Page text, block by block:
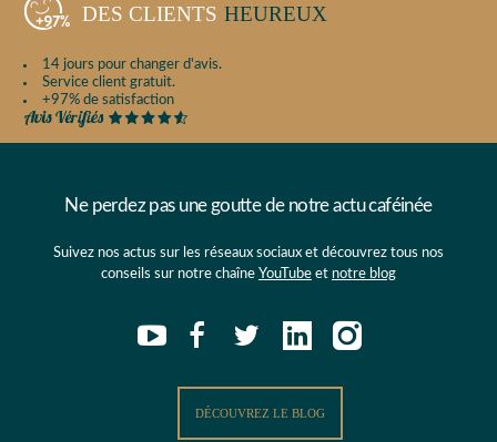
DES CLIENTS HEUREUX
14 jours pour changer d'avis.
Service client gratuit.
+97% de satisfaction
Ne perdez pas une goutte de notre actu caféinée
Suivez nos actus sur les réseaux sociaux et découvrez tous nos
conseils sur notre chaîne YouTube et notre blog
DÉCOUVREZ LE BLOG